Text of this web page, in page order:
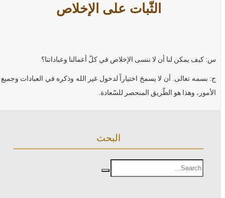
الثّبات على الإخلاص
س: كيف يمكن لنا أن لا ننسى الإخلاص في كلّ أعمالنا وعباداتنا؟
ج: بسمه تعالى. أن لا يسمحَ اختياراً لدخول غير الله وذكره في العبادات وجميع
الأمور، وهذا هو الطّريق المنحصر للسّعادة.
البحث